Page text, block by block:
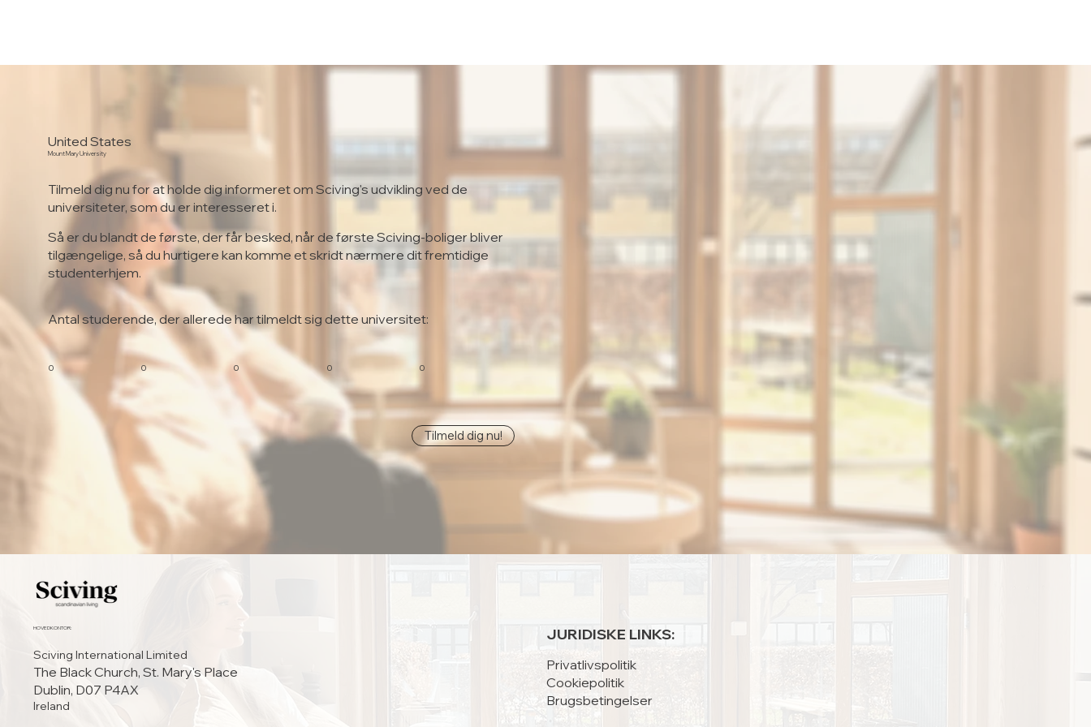
United States
Mount Mary University
Tilmeld dig nu for at holde dig informeret om Sciving's udvikling ved de
universiteter, som du er interesseret i.
Så er du blandt de første, der får besked, når de første Sciving-boliger bliver
tilgængelige, så du hurtigere kan komme et skridt nærmere dit fremtidige
studenterhjem.
Antal studerende, der allerede har tilmeldt sig dette universitet:
0
0
0
0
0
Tilmeld dig nu!
HOVEDKONTOR:
Sciving International Limited
The Black Church, St. Mary's Place
Dublin, D07 P4AX
Ireland
JURIDISKE LINKS:
Privatlivspolitik
Cookiepolitik
Brugsbetingelser